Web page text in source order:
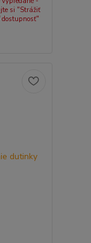
si "Strážiť
dostupnosť"